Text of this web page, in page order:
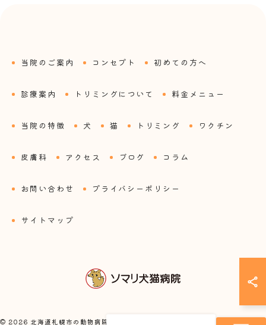
当院のご案内 コンセプト 初めての方へ
診療案内 トリミングについて 料金メニュー
当院の特徴 犬 猫 トリミング ワクチン
皮膚科 アクセス ブログ コラム
お問い合わせ プライバシーポリシー
サイトマップ
© 2026 北海道札幌市の動物病院ならソマリ犬猫病院 ALL RIGHTS RESERVED.